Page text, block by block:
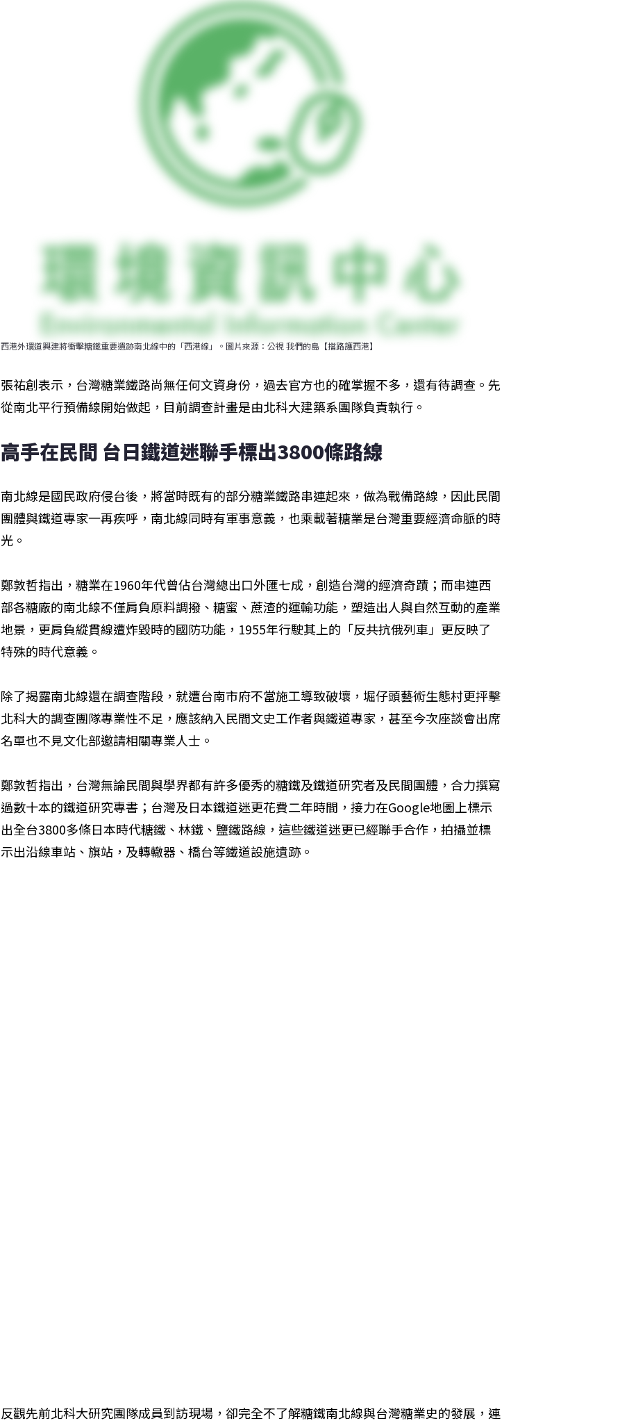
西港外環道興建將衝擊糖鐵重要遺跡南北線中的「西港線」。圖片來源：公視 我們的島【擋路護西港】
張祐創表示，台灣糖業鐵路尚無任何文資身份，過去官方也的確掌握不多，還有待調查。先
從南北平行預備線開始做起，目前調查計畫是由北科大建築系團隊負責執行。
高手在民間 台日鐵道迷聯手標出3800條路線
南北線是國民政府侵台後，將當時既有的部分糖業鐵路串連起來，做為戰備路線，因此民間
團體與鐵道專家一再疾呼，南北線同時有軍事意義，也乘載著糖業是台灣重要經濟命脈的時
光。
鄭敦哲指出，糖業在1960年代曾佔台灣總出口外匯七成，創造台灣的經濟奇蹟；而串連西
部各糖廠的南北線不僅肩負原料調撥、糖蜜、蔗渣的運輸功能，塑造出人與自然互動的產業
地景，更肩負縱貫線遭炸毀時的國防功能，1955年行駛其上的「反共抗俄列車」更反映了
特殊的時代意義。
除了揭露南北線還在調查階段，就遭台南市府不當施工導致破壞，堀仔頭藝術生態村更抨擊
北科大的調查團隊專業性不足，應該納入民間文史工作者與鐵道專家，甚至今次座談會出席
名單也不見文化部邀請相關專業人士。
鄭敦哲指出，台灣無論民間與學界都有許多優秀的糖鐵及鐵道研究者及民間團體，合力撰寫
過數十本的鐵道研究專書；台灣及日本鐵道迷更花費二年時間，接力在Google地圖上標示
出全台3800多條日本時代糖鐵、林鐵、鹽鐵路線，這些鐵道迷更已經聯手合作，拍攝並標
示出沿線車站、旗站，及轉轍器、橋台等鐵道設施遺跡。
反觀先前北科大研究團隊成員到訪現場，卻完全不了解糖鐵南北線與台灣糖業史的發展，連